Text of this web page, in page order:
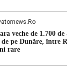
veche de 1.700
de pe Dunăre, între
rare